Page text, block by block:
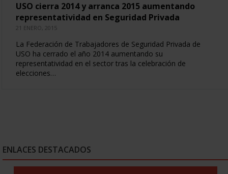
USO cierra 2014 y arranca 2015 aumentando
representatividad en Seguridad Privada
21 ENERO, 2015
La Federación de Trabajadores de Seguridad Privada de
USO ha cerrado el año 2014 aumentando su
representatividad en el sector tras la celebración de
elecciones…
ENLACES DESTACADOS